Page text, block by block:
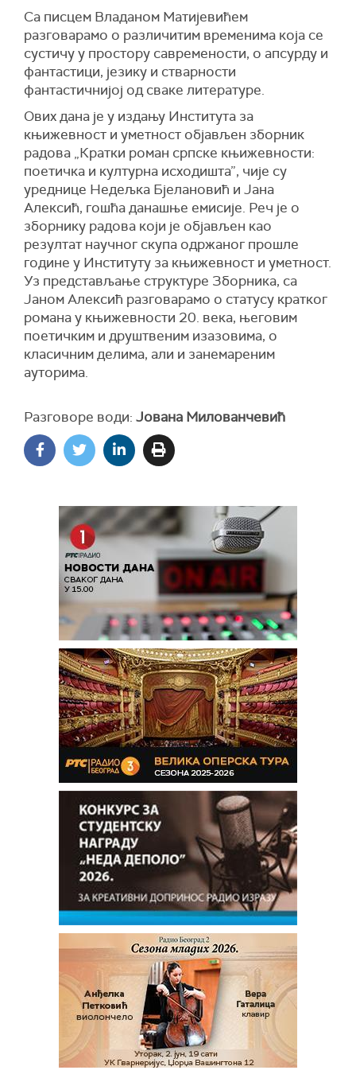
Са писцем Владаном Матијевићем
разговарамо о различитим временима која се
сустичу у простору савремености, о апсурду и
фантастици, језику и стварности
фантастичнијој од сваке литературе.
Ових дана је у издању Института за
књижевност и уметност објављен зборник
радова „Кратки роман српске књижевности:
поетичка и културна исходишта”, чије су
уреднице Недељка Бјелановић и Јана
Алексић, гошћа данашње емисије. Реч је о
зборнику радова који је објављен као
резултат научног скупа одржаног прошле
године у Институту за књижевност и уметност.
Уз представљање структуре Зборника, са
Јаном Алексић разговарамо о статусу кратког
романа у књижевности 20. века, његовим
поетичким и друштвеним изазовима, о
класичним делима, али и занемареним
ауторима.
Разговоре води: Јована Милованчевић